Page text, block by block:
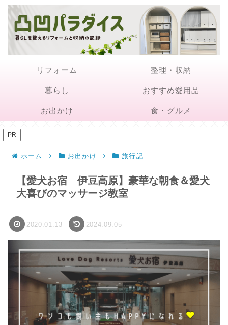
リフォーム 整理・収納
暮らし おすすめ愛用品
お出かけ 食・グルメ
PR
ホーム お出かけ 旅行記
【愛犬お宿 伊豆高原】豪華な朝食＆愛犬
大喜びのマッサージ教室
2020.01.13 2024.09.05